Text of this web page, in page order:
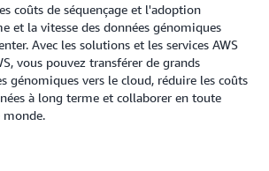
coûts de séquençage et l'adoption
et la vitesse des données génomiques
Avec les solutions et les services AWS
vous pouvez transférer de grands
génomiques vers le cloud, réduire les coûts
à long terme et collaborer en toute
monde.